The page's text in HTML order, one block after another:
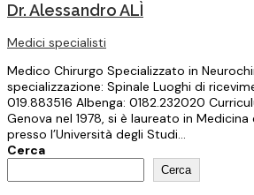
Dr. Alessandro ALÌ
Medici specialisti
Medico Chirurgo Specializzato in
specializzazione: Spinale Luoghi di
019.883516 Albenga: 0182.232020
Genova nel 1978, si è laureato in
presso l’Università degli Studi...
Cerca
Cerca